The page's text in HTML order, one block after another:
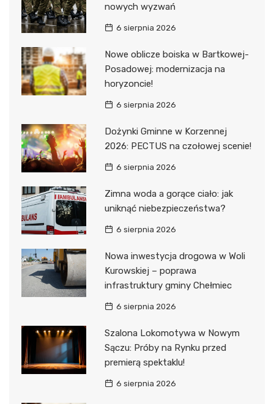
nowych wyzwań
6 sierpnia 2026
Nowe oblicze boiska w Bartkowej-
Posadowej: modernizacja na
horyzoncie!
6 sierpnia 2026
Dożynki Gminne w Korzennej
2026: PECTUS na czołowej scenie!
6 sierpnia 2026
Zimna woda a gorące ciało: jak
uniknąć niebezpieczeństwa?
6 sierpnia 2026
Nowa inwestycja drogowa w Woli
Kurowskiej – poprawa
infrastruktury gminy Chełmiec
6 sierpnia 2026
Szalona Lokomotywa w Nowym
Sączu: Próby na Rynku przed
premierą spektaklu!
6 sierpnia 2026